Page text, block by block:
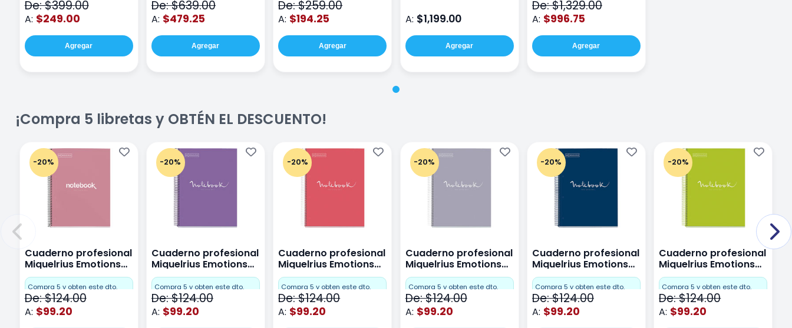
De: $399.00
A: $249.00
Agregar
De: $639.00
A: $479.25
Agregar
De: $259.00
A: $194.25
Agregar
A: $1,199.00
Agregar
De: $1,329.00
A: $996.75
Agregar
¡Compra 5 libretas y OBTÉN EL DESCUENTO!
-20%
Cuaderno profesional
Miquelrius Emotions
Cuadro Chico 80
hojas Rosa
Compra 5 y obten este dto.
De: $124.00
A: $99.20
-20%
Cuaderno profesional
Miquelrius Emotions
raya 80 hojas Purpura
Compra 5 y obten este dto.
De: $124.00
A: $99.20
-20%
Cuaderno profesional
Miquelrius Emotions
raya 80 hojas Coral
Compra 5 y obten este dto.
De: $124.00
A: $99.20
-20%
Cuaderno profesional
Miquelrius Emotions
raya 80 hojas Gris
Compra 5 y obten este dto.
De: $124.00
A: $99.20
-20%
Cuaderno profesional
Miquelrius Emotions
Dots 80 hojas
Compra 5 y obten este dto.
De: $124.00
A: $99.20
-20%
Cuaderno profesional
Miquelrius Emotions
Dots 80 hojas Lima
Compra 5 y obten este dto.
De: $124.00
A: $99.20